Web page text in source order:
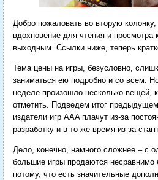
Добро пожаловать во вторую
вдохновение для чтения и просмотра
выходным. Ссылки ниже, теперь
Тема цены на игры, безусловно,
заниматься ею подробно и со всем.
неделе произошло несколько вещей,
отметить. Подведем итог
издатели игр AAA плачут из-за
разработку и в то же время из-за
Дело, конечно, намного сложнее – с
большие игры продаются
потому, что есть значительные